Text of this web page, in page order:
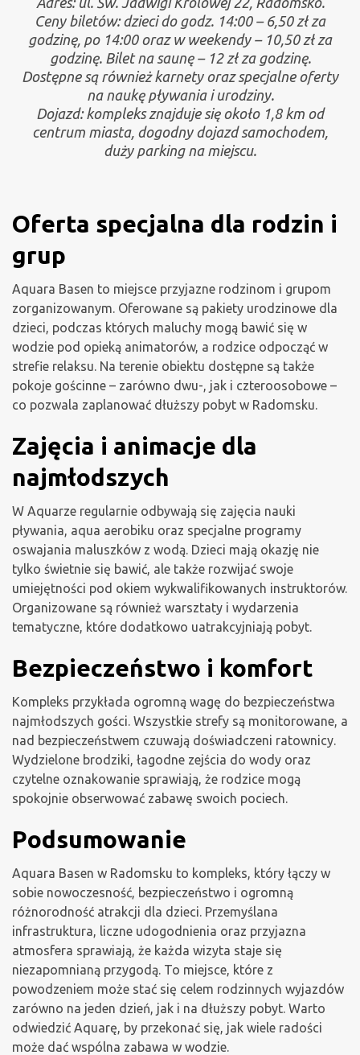
Ceny biletów: dzieci do godz. 14:00 – 6,50 zł za
godzinę, po 14:00 oraz w weekendy – 10,50 zł za
godzinę. Bilet na saunę – 12 zł za godzinę.
Dostępne są również karnety oraz specjalne oferty
na naukę pływania i urodziny.
Dojazd: kompleks znajduje się około 1,8 km od
centrum miasta, dogodny dojazd samochodem,
duży parking na miejscu.
Oferta specjalna dla rodzin i
grup
Aquara Basen to miejsce przyjazne rodzinom i grupom
zorganizowanym. Oferowane są pakiety urodzinowe dla
dzieci, podczas których maluchy mogą bawić się w
wodzie pod opieką animatorów, a rodzice odpocząć w
strefie relaksu. Na terenie obiektu dostępne są także
pokoje gościnne – zarówno dwu-, jak i czteroosobowe –
co pozwala zaplanować dłuższy pobyt w Radomsku.
Zajęcia i animacje dla
najmłodszych
W Aquarze regularnie odbywają się zajęcia nauki
pływania, aqua aerobiku oraz specjalne programy
oswajania maluszków z wodą. Dzieci mają okazję nie
tylko świetnie się bawić, ale także rozwijać swoje
umiejętności pod okiem wykwalifikowanych instruktorów.
Organizowane są również warsztaty i wydarzenia
tematyczne, które dodatkowo uatrakcyjniają pobyt.
Bezpieczeństwo i komfort
Kompleks przykłada ogromną wagę do bezpieczeństwa
najmłodszych gości. Wszystkie strefy są monitorowane, a
nad bezpieczeństwem czuwają doświadczeni ratownicy.
Wydzielone brodziki, łagodne zejścia do wody oraz
czytelne oznakowanie sprawiają, że rodzice mogą
spokojnie obserwować zabawę swoich pociech.
Podsumowanie
Aquara Basen w Radomsku to kompleks, który łączy w
sobie nowoczesność, bezpieczeństwo i ogromną
różnorodność atrakcji dla dzieci. Przemyślana
infrastruktura, liczne udogodnienia oraz przyjazna
atmosfera sprawiają, że każda wizyta staje się
niezapomnianą przygodą. To miejsce, które z
powodzeniem może stać się celem rodzinnych wyjazdów
zarówno na jeden dzień, jak i na dłuższy pobyt. Warto
odwiedzić Aquarę, by przekonać się, jak wiele radości
może dać wspólna zabawa w wodzie.